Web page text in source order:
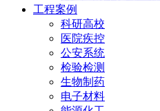
工程案例
科研高校
医院疾控
公安系统
检验检测
生物制药
电子材料